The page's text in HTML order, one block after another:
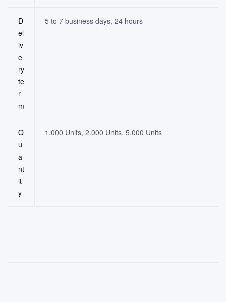
D
el
iv
e
ry
te
r
m
5 to 7 business days, 24 hours
Q
u
a
nt
it
y
1.000 Units, 2.000 Units, 5.000 Units